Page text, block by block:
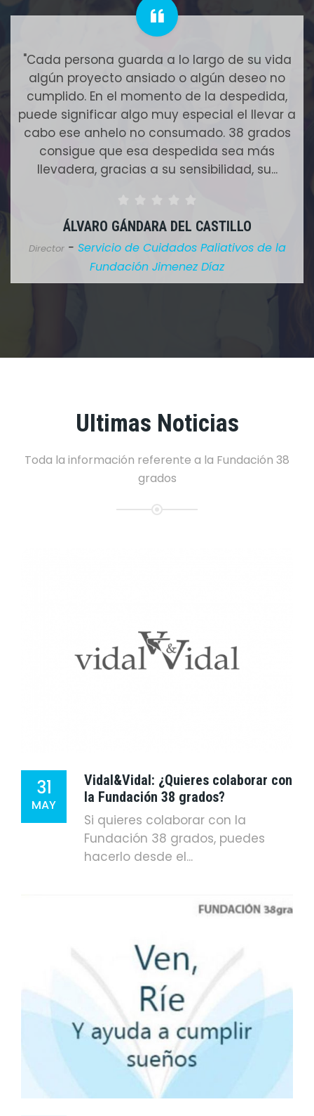
"Cada persona guarda a lo largo de su vida
algún proyecto ansiado o algún deseo no
cumplido. En el momento de la despedida,
puede significar algo muy especial el llevar a
cabo ese anhelo no consumado. 38 grados
consigue que esa despedida sea más
llevadera, gracias a su sensibilidad, su...
ÁLVARO GÁNDARA DEL CASTILLO
Director- Servicio de Cuidados Paliativos de la
Fundación Jimenez Díaz
Últimas Noticias
Toda la información referente a la Fundación 38
grados
31
MAY
Vidal&Vidal: ¿Quieres colaborar con
la Fundación 38 grados?
Si quieres colaborar con la
Fundación 38 grados, puedes
hacerlo desde el...